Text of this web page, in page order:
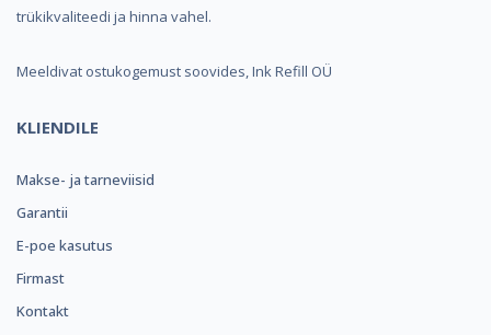
trükikvaliteedi ja hinna vahel.
Meeldivat ostukogemust soovides, Ink Refill OÜ
KLIENDILE
Makse- ja tarneviisid
Garantii
E-poe kasutus
Firmast
Kontakt